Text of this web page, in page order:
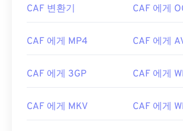
CAF 변환기 CAF 에게
CAF 에게 MP4 CAF 에게
CAF 에게 3GP CAF 에게
CAF 에게 MKV CAF 에게